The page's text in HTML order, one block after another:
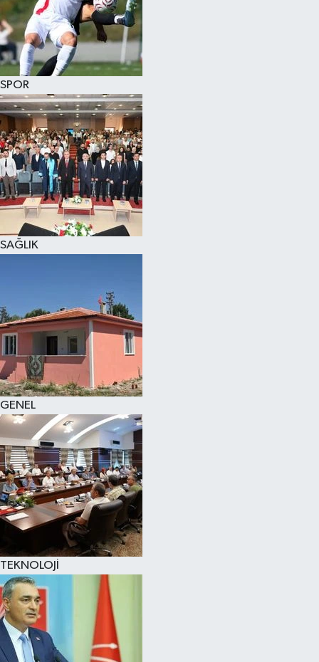
SPOR
SAĞLIK
GENEL
TEKNOLOJİ
KÜLTÜR SANAT
MAGAZİN
SAĞLIK
SİYASET
SPOR
TEKNOLOJİ